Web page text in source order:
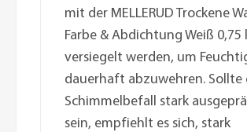
mit der MELLERUD Trockene
Farbe & Abdichtung Weiß 0,75 l
versiegelt werden, um
dauerhaft abzuwehren. Sollte
Schimmelbefall stark
sein, empfiehlt es sich, stark